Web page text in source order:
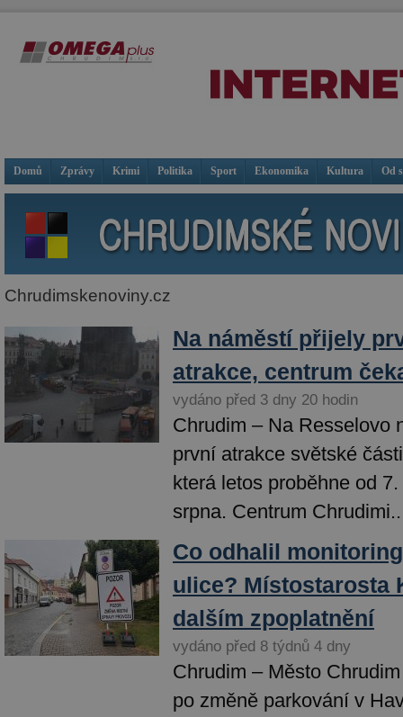
Domů Zprávy Krimi Politika Sport Ekonomika Kultura Od
Chrudimskenoviny.cz
Na náměstí přijely
atrakce, centrum
vydáno před 3 dny 20 hodin
Chrudim – Na Resselovo
první atrakce světské
která letos proběhne od
srpna. Centrum
Co odhalil
ulice? Místostarosta
dalším zpoplatnění
vydáno před 8 týdnů 4 dny
Chrudim – Město
po změně parkování v